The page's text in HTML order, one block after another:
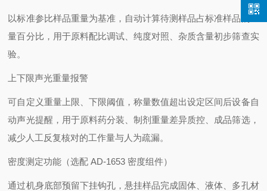
以标准参比样品重量为基准，自动计算待测样品占标准样品的重
量百分比，用于原料配比调试、纯度对照、杂质含量初步筛查实
验。
上下限声光重量报警
可自定义重量上限、下限阈值，称量数值超出设定区间后设备自
动声光提醒，用于原料药分装、制剂重量差异质控、成品筛选，
减少人工反复核对的工作量与人为疏漏。
密度测定功能（选配 AD-1653 密度组件）
通过机身底部预留下挂钩孔，悬挂样品完成固体、液体、多孔材